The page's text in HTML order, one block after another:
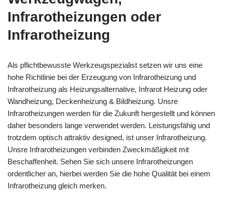
Infrarotheizungen oder
Infrarotheizung
Als pflichtbewusste Werkzeugspezialist setzen wir uns eine
hohe Richtlinie bei der Erzeugung von Infrarotheizung und
Infrarotheizung als Heizungsalternative, Infrarot Heizung oder
Wandheizung, Deckenheizung & Bildheizung. Unsre
Infrarotheizungen werden für die Zukunft hergestellt und können
daher besonders lange verwendet werden. Leistungsfähig und
trotzdem optisch attraktiv designed, ist unser Infrarotheizung.
Unsre Infrarotheizungen verbinden Zweckmäßigkeit mit
Beschaffenheit. Sehen Sie sich unsere Infrarotheizungen
ordentlicher an, hierbei werden Sie die hohe Qualität bei einem
Infrarotheizung gleich merken.